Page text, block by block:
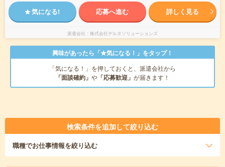
気になる! 応募へ進む 詳しく見る
派遣会社 株式会社デルタソリューションズ
興味があったら「★気になる！」をタップ！
「気になる！」を押しておくと、派遣会社から
「面談確約」 や 「応募歓迎」 が届きます！
検索条件を追加して絞り込む
職種でお仕事情報を絞り込む